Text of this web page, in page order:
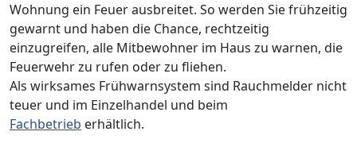
Wohnung ein Feuer ausbreitet. So werden Sie frühzeitig
gewarnt und haben die Chance, rechtzeitig
einzugreifen, alle Mitbewohner im Haus zu warnen, die
Feuerwehr zu rufen oder zu fliehen.
Als wirksames Frühwarnsystem sind Rauchmelder nicht
teuer und im Einzelhandel und beim
Fachbetrieb erhältlich.